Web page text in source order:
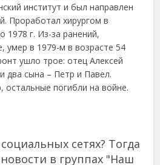
институт и был направлен
Проработал хирургом в
1978 г. Из-за ранений,
умер в 1979-м в возрасте 54
ушло трое: отец Алексей
два сына – Петр и Павел.
остальные погибли на войне.
сетях? Тогда
в группах "Наш